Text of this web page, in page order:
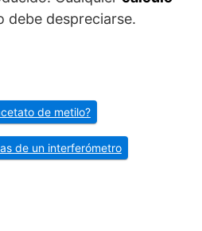
debe despreciarse.
de metilo?
de un interferómetro